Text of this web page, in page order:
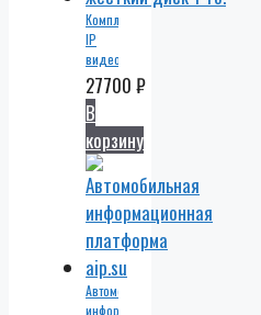
Комплект
IP
видеонаблюдения
4
уличные
IP
камеры
4 мп.
POE,
видеорегистратор,
POE
коммутатор,
патч-
корд
4 шт.
27700 ₽
В
корзину
Автомобильная
информационная